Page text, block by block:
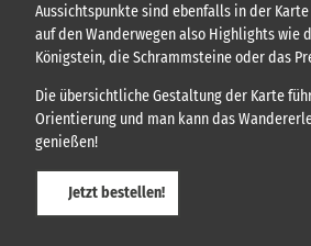
Aussichtspunkte sind ebenfalls in der
auf den Wanderwegen also Highlights wie
Königstein, die Schrammsteine oder das
Die übersichtliche Gestaltung der Karte
Orientierung und man kann das
genießen!
Jetzt bestellen!